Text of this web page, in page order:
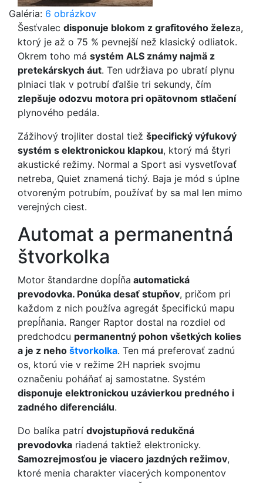
Galéria: 6 obrázkov
Šesťvalec disponuje blokom z grafitového železa,
ktorý je až o 75 % pevnejší než klasický odliatok.
Okrem toho má systém ALS známy najmä z
pretekárskych áut. Ten udržiava po ubratí plynu
plniaci tlak v potrubí ďalšie tri sekundy, čím
zlepšuje odozvu motora pri opätovnom stlačení
plynového pedála.
Zážihový trojliter dostal tiež špecifický výfukový
systém s elektronickou klapkou, ktorý má štyri
akustické režimy. Normal a Sport asi vysvetľovať
netreba, Quiet znamená tichý. Baja je mód s úplne
otvoreným potrubím, používať by sa mal len mimo
verejných ciest.
Automat a permanentná
štvorkolka
Motor štandardne dopĺňa automatická
prevodovka. Ponúka desať stupňov, pričom pri
každom z nich používa agregát špecifickú mapu
prepĺňania. Ranger Raptor dostal na rozdiel od
predchodcu permanentný pohon všetkých kolies
a je z neho štvorkolka. Ten má preferovať zadnú
os, ktorú vie v režime 2H napriek svojmu
označeniu poháňať aj samostatne. Systém
disponuje elektronickou uzávierkou predného i
zadného diferenciálu.
Do balíka patrí dvojstupňová redukčná
prevodovka riadená taktiež elektronicky.
Samozrejmosťou je viacero jazdných režimov,
ktoré menia charakter viacerých komponentov